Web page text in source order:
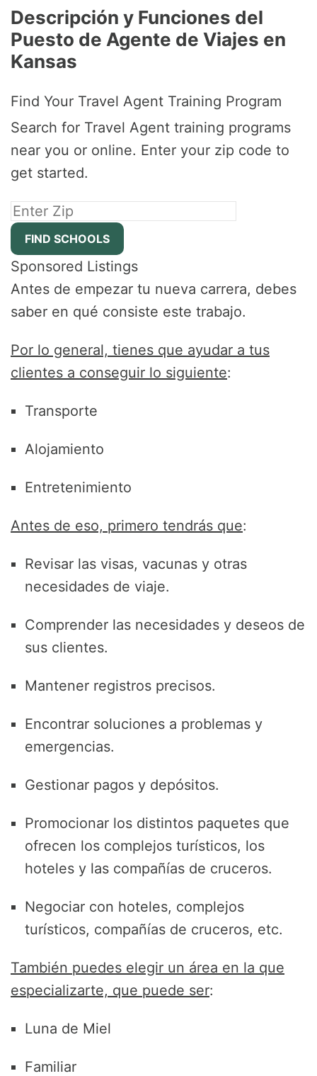
Descripción y Funciones del
Puesto de Agente de Viajes en
Kansas
Find Your Travel Agent Training Program
Search for Travel Agent training programs
near you or online. Enter your zip code to
get started.
Sponsored Listings
Antes de empezar tu nueva carrera, debes
saber en qué consiste este trabajo.
Por lo general, tienes que ayudar a tus
clientes a conseguir lo siguiente:
Transporte
Alojamiento
Entretenimiento
Antes de eso, primero tendrás que:
Revisar las visas, vacunas y otras
necesidades de viaje.
Comprender las necesidades y deseos de
sus clientes.
Mantener registros precisos.
Encontrar soluciones a problemas y
emergencias.
Gestionar pagos y depósitos.
Promocionar los distintos paquetes que
ofrecen los complejos turísticos, los
hoteles y las compañías de cruceros.
Negociar con hoteles, complejos
turísticos, compañías de cruceros, etc.
También puedes elegir un área en la que
especializarte, que puede ser:
Luna de Miel
Familiar